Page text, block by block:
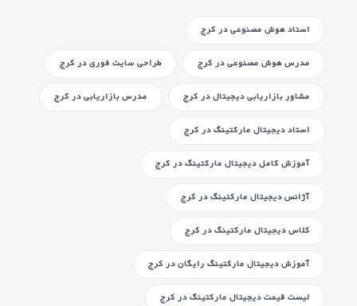
استاد هوش مصنوعیدر کرج
مدرس هوش مصنوعیدر کرج طراحی سایت فوریدر کرج
مشاور بازاریابی دیجیتالدر کرج مدرس بازاریابیدر کرج
استاد دیجیتال مارکتینگدر کرج
آموزش کامل دیجیتال مارکتینگدر کرج
آژانس دیجیتال مارکتینگدر کرج
کلاس دیجیتال مارکتینگدر کرج
آموزش دیجیتال مارکتینگ رایگاندر کرج
لیست قیمت دیجیتال مارکتینگدر کرج